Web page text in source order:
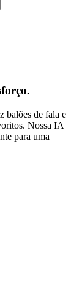
balões de fala e
Nossa IA
para uma